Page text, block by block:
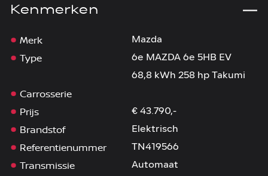
Kenmerken
Merk Mazda
Type
6e MAZDA 6e 5HB EV
68,8 kWh 258 hp Takumi
Carrosserie
Prijs
€ 43.790,-
Brandstof Elektrisch
Referentienummer TN419566
Transmissie Automaat